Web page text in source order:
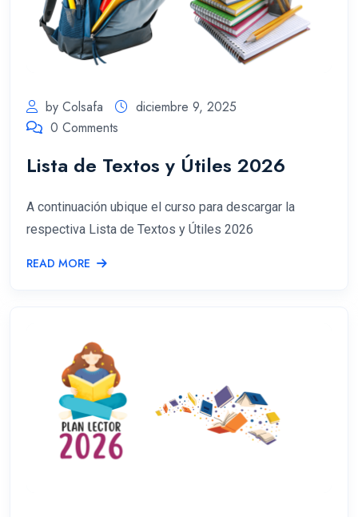
by Colsafa
diciembre 9, 2025
0 Comments
Lista de Textos y Útiles 2026
A continuación ubique el curso para descargar la
respectiva Lista de Textos y Útiles 2026
READ MORE